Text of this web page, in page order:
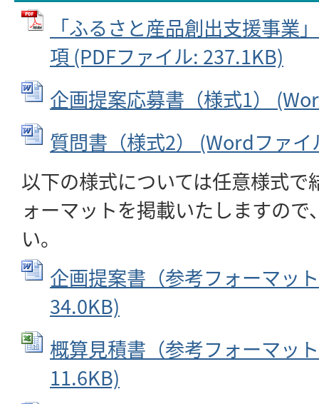
「ふるさと産品創出支援事業
項 (PDFファイル: 237.1KB)
企画提案応募書（様式1）
質問書（様式2） (Wordファイ
以下の様式については任意様式で
ォーマットを掲載いたしますの
い。
企画提案書（参考フォーマッ
34.0KB)
概算見積書（参考フォーマッ
11.6KB)